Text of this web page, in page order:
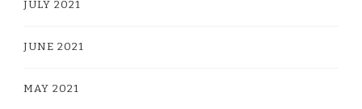
JULY 2021
JUNE 2021
MAY 2021